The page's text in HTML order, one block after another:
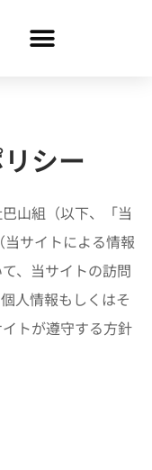
シー​
山組（以下、「当
サイトによる情報
、当サイトの訪問
人情報もしくはそ
トが遵守する方針